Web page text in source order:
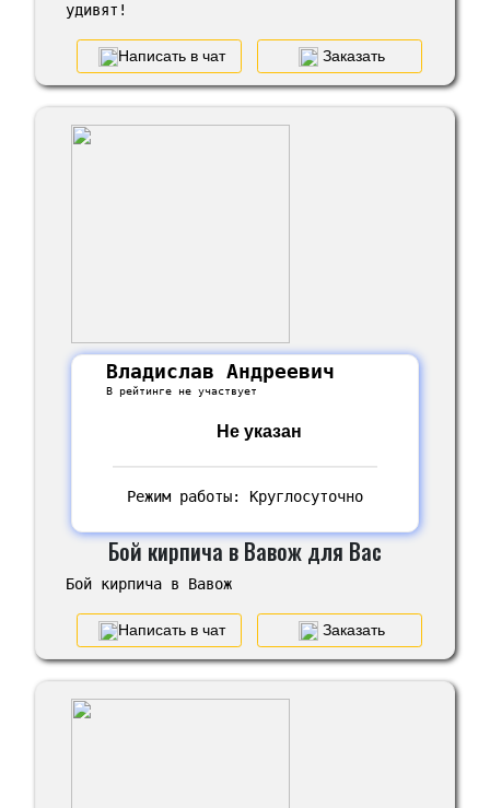
удивят!
Написать в чат Заказать
Владислав Андреевич
В рейтинге не участвует
Не указан
Режим работы: Круглосуточно
Бой кирпича в Вавож для Вас
Бой кирпича в Вавож
Написать в чат Заказать